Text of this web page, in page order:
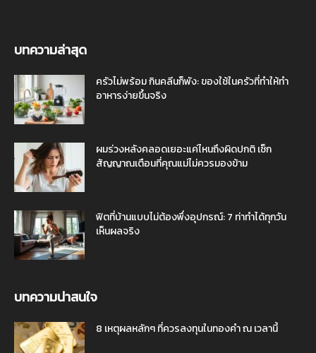
บทความล่าสุด
ครัวไม่พร้อม กินคลีนก็พัง: ของใช้ในครัวที่ทำให้ทำ
อาหารง่ายขึ้นจริง
ผมร่วงหลังคลอดเยอะแค่ไหนถึงผิดปกติ เช็ก
สัญญาณเตือนที่คุณแม่ไม่ควรมองข้าม
ฟิตที่บ้านแบบไม่ต้องพึ่งอุปกรณ์: 7 ท่าทำได้ทุกวัน
เห็นผลจริง
บทความน่าสนใจ
8 เหตุผลหลักๆ ที่ควรลงทุนในทองคำ ณ เวลานี้